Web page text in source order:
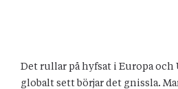
Det rullar på hyfsat i Europa och
globalt sett börjar det gnissla.